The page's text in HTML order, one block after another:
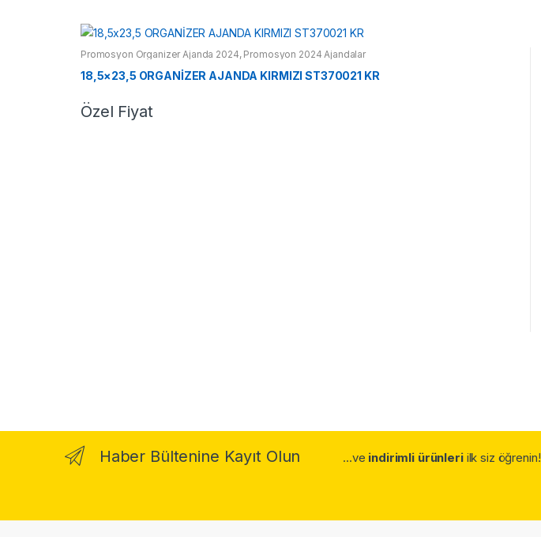
Promosyon Organizer Ajanda 2024, Promosyon 2024 Ajandalar
18,5×23,5 ORGANİZER AJANDA KIRMIZI ST370021 KR
Özel Fiyat
Haber Bültenine Kayıt Olun ...ve indirimli ürünleriilk siz öğrenin!